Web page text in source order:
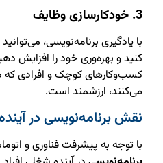
3. خودکارسازی وظایف
با یادگیری برنامه‌نویسی،
کنید و بهره‌وری خود را افزایش
کسب‌وکارهای کوچک و افرادی که
می‌کنند، ارزشمند است.
نقش برنامه‌نویسی در
با توجه به پیشرفت فناوری و